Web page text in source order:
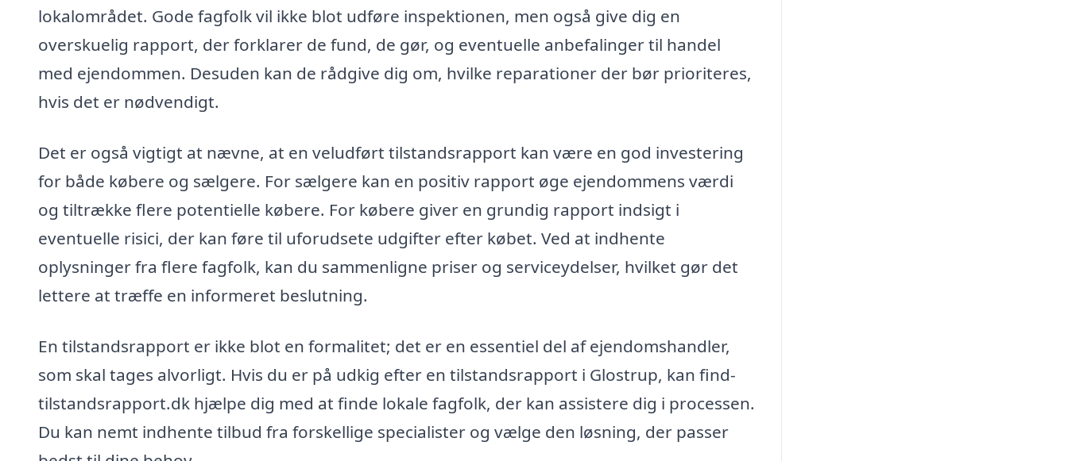
lokalområdet. Gode fagfolk vil ikke blot udføre inspektionen, men også give dig en
overskuelig rapport, der forklarer de fund, de gør, og eventuelle anbefalinger til handel
med ejendommen. Desuden kan de rådgive dig om, hvilke reparationer der bør prioriteres,
hvis det er nødvendigt.
Det er også vigtigt at nævne, at en veludført tilstandsrapport kan være en god investering
for både købere og sælgere. For sælgere kan en positiv rapport øge ejendommens værdi
og tiltrække flere potentielle købere. For købere giver en grundig rapport indsigt i
eventuelle risici, der kan føre til uforudsete udgifter efter købet. Ved at indhente
oplysninger fra flere fagfolk, kan du sammenligne priser og serviceydelser, hvilket gør det
lettere at træffe en informeret beslutning.
En tilstandsrapport er ikke blot en formalitet; det er en essentiel del af ejendomshandler,
som skal tages alvorligt. Hvis du er på udkig efter en tilstandsrapport i Glostrup, kan find-
tilstandsrapport.dk hjælpe dig med at finde lokale fagfolk, der kan assistere dig i processen.
Du kan nemt indhente tilbud fra forskellige specialister og vælge den løsning, der passer